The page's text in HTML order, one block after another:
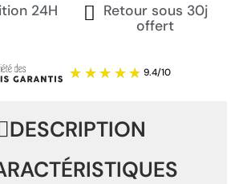
24H
Retour sous 30j
offert
DESCRIPTION